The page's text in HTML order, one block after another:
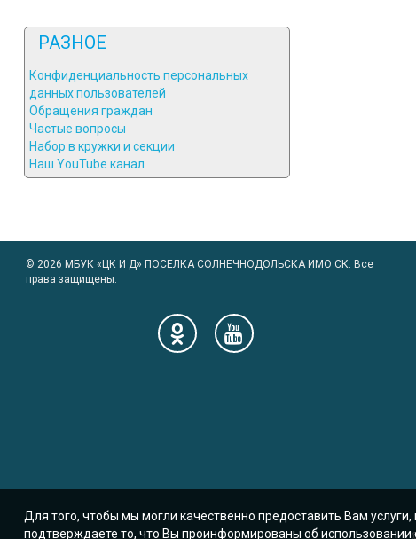
РАЗНОЕ
Конфиденциальность персональных
данных пользователей
Обращения граждан
Частые вопросы
Набор в кружки и секции
Наш YouTube канал
© 2026 МБУК «ЦК И Д» ПОСЕЛКА СОЛНЕЧНОДОЛЬСКА ИМО СК. Все
права защищены.
Для того, чтобы мы могли качественно предоставить Вам
подтверждаете то, что Вы проинформированы об использовании